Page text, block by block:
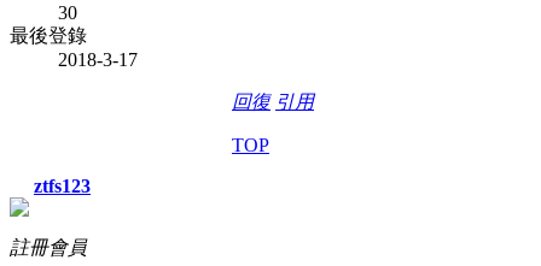
30
最後登錄
2018-3-17
回復 引用
TOP
ztfs123
註冊會員